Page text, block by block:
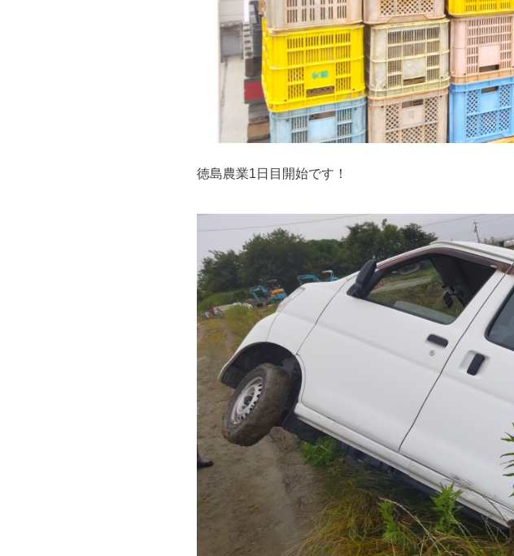
徳島農業1日目開始です！